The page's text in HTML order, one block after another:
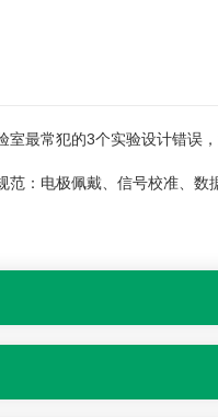
最常犯的3个实验设计错误，第2个
：电极佩戴、信号校准、数据存储与